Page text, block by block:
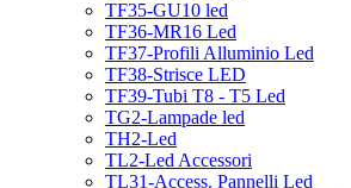
TF35-GU10 led
TF36-MR16 Led
TF37-Profili Alluminio Led
TF38-Strisce LED
TF39-Tubi T8 - T5 Led
TG2-Lampade led
TH2-Led
TL2-Led Accessori
TL31-Access. Pannelli Led